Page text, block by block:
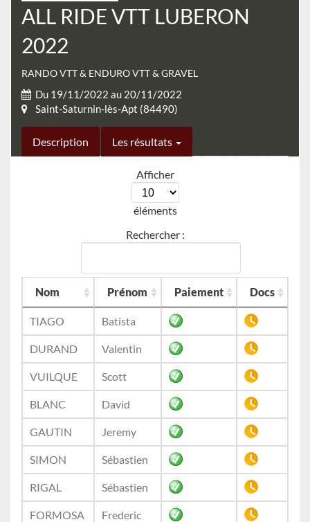
ALL RIDE VTT LUBERON
2022
RANDO VTT & ENDURO VTT & GRAVEL
Du 19/11/2022 au 20/11/2022
Saint-Saturnin-lès-Apt (84490)
Description Les résultats
Afficher
éléments
Rechercher :
Nom Prénom Paiement Docs
TIAGO Batista
DURAND Valentin
VUILQUE Scott
BLANC David
GAUTIN Jeremy
SIMON Sébastien
RIGAL Sébastien
FORMOSA Frederic